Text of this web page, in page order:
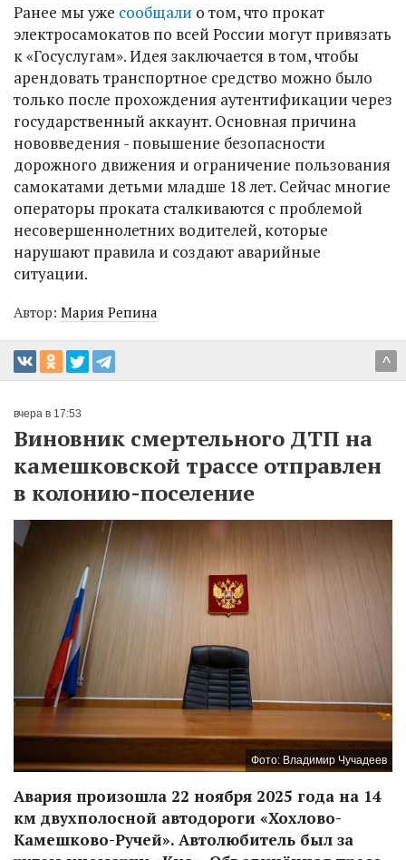
Ранее мы уже сообщали о том, что прокат
электросамокатов по всей России могут привязать
к «Госуслугам». Идея заключается в том, чтобы
арендовать транспортное средство можно было
только после прохождения аутентификации через
государственный аккаунт. Основная причина
нововведения - повышение безопасности
дорожного движения и ограничение пользования
самокатами детьми младше 18 лет. Сейчас многие
операторы проката сталкиваются с проблемой
несовершеннолетних водителей, которые
нарушают правила и создают аварийные
ситуации.
Автор: Мария Репина
^
вчера в 17:53
Виновник смертельного ДТП на
камешковской трассе отправлен
в колонию-поселение
Фото: Владимир Чучадеев
Авария произошла 22 ноября 2025 года на 14
км двухполосной автодороги «Хохлово-
Камешково-Ручей». Автолюбитель был за